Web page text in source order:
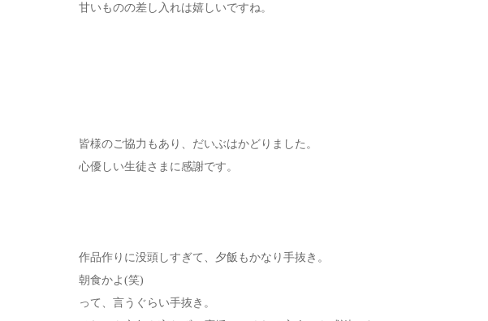
甘いものの差し入れは嬉しいですね。
皆様のご協力もあり、だいぶはかどりました。
心優しい生徒さまに感謝です。
作品作りに没頭しすぎて、夕飯もかなり手抜き。
朝食かよ(笑)
って、言うぐらい手抜き。